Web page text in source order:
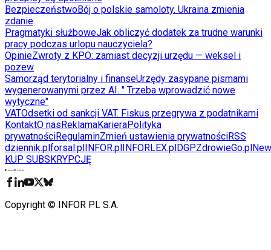
BezpieczeństwoBój o polskie samoloty. Ukraina zmienia
zdanie
Pragmatyki służboweJak obliczyć dodatek za trudne warunki
pracy podczas urlopu nauczyciela?
OpinieZwroty z KPO: zamiast decyzji urzędu — weksel i
pozew
Samorząd terytorialny i finanseUrzędy zasypane pismami
wygenerowanymi przez AI. " Trzeba wprowadzić nowe
wytyczne"
VATOdsetki od sankcji VAT. Fiskus przegrywa z podatnikami
KontaktO nasReklamaKarieraPolityka
prywatnościRegulaminZmień ustawienia prywatnościRSS
dziennik.plforsal.plINFOR.plINFORLEX.plDGPZdrowieGo.pl
KUP SUBSKRYPCJĘ
Copyright © INFOR PL S.A.